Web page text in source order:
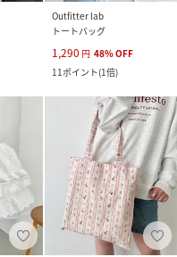
Outfitter lab
トートバッグ
1,290 円 48%OFF
11ポイント(1倍)